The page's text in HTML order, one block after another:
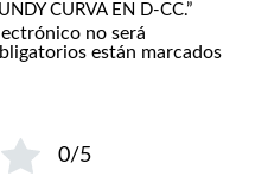
CURVA EN D-CC.”
no será
están marcados
0/5